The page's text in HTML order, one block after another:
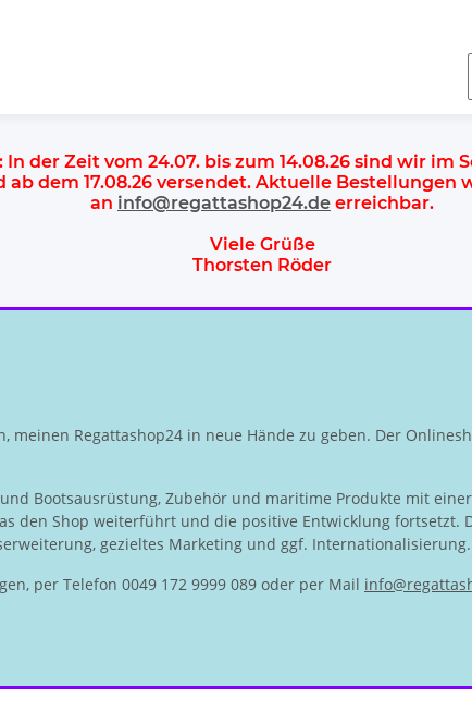
In der Zeit vom 24.07. bis zum 14.08.26 sind wir im
ab dem 17.08.26 versendet. Aktuelle Bestellungen
an info@regattashop24.de erreichbar.
Viele Grüße
Thorsten Röder
meinen Regattashop24 in neue Hände zu geben. Der
Bootsausrüstung, Zubehör und maritime Produkte mit
den Shop weiterführt und die positive Entwicklung
gezieltes Marketing und ggf. Internationalisierung.
per Telefon 0049 172 9999 089 oder per Mail